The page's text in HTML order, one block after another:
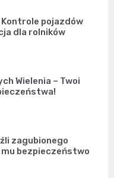
pojazdów
dla rolników
Wielenia – Twoi
zagubionego
bezpieczeństwo